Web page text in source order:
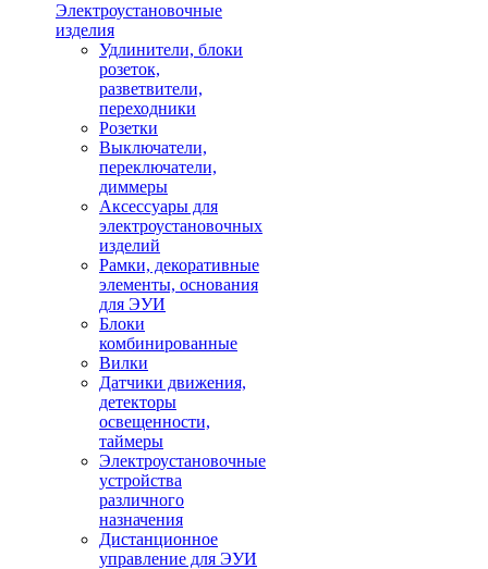
Электроустановочные
изделия
Удлинители, блоки
розеток,
разветвители,
переходники
Розетки
Выключатели,
переключатели,
диммеры
Аксессуары для
электроустановочных
изделий
Рамки, декоративные
элементы, основания
для ЭУИ
Блоки
комбинированные
Вилки
Датчики движения,
детекторы
освещенности,
таймеры
Электроустановочные
устройства
различного
назначения
Дистанционное
управление для ЭУИ